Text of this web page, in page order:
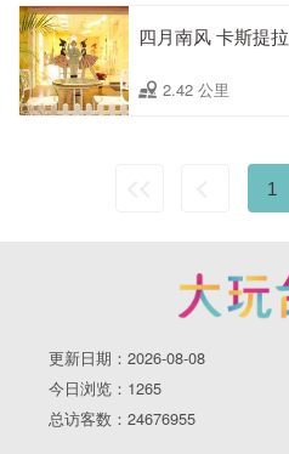
四月南风 卡斯提拉
2.42 公里
1
更新日期：2026-08-08
今日浏览：1265
总访客数：24676955